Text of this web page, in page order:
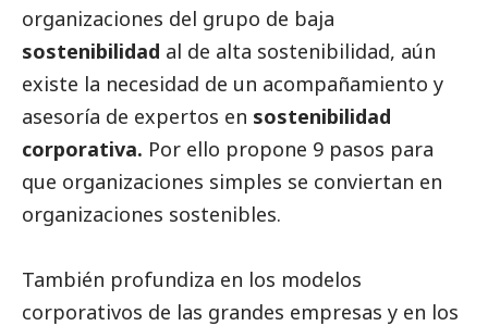
organizaciones del grupo de baja
sostenibilidad al de alta sostenibilidad, aún
existe la necesidad de un acompañamiento y
asesoría de expertos en sostenibilidad
corporativa. Por ello propone 9 pasos para
que organizaciones simples se conviertan en
organizaciones sostenibles.
También profundiza en los modelos
corporativos de las grandes empresas y en los